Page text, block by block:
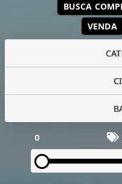
VENDA
BUSCA
0